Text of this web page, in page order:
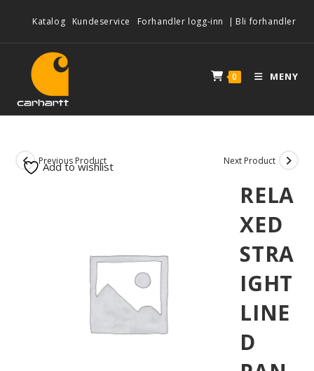
Katalog Kundeservice Forhandler logg-inn | Bli forhandler
0 MENY
Previous Product Next Product
RELA
XED
STRA
IGHT
LINE
D
Add to wishlist